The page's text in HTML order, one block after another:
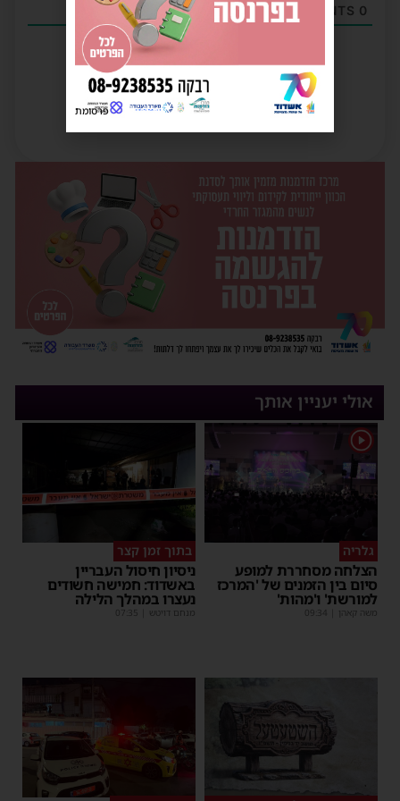
0
אולי יעניין אותך
1
גלריה
הצלחה מסחררת למופע
סיום בין הזמנים של 'המרכז
למורשת' ו'מהות'
משה קאהן 09:34
בתוך זמן קצר
ניסיון חיסול העבריין
באשדוד: חמישה חשודים
נעצרו במהלך הלילה
מנחם דויטש 07:35
פרסומת